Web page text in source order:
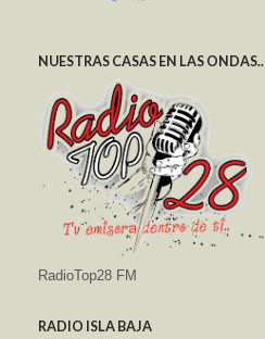
NUESTRAS CASAS EN LAS ONDAS..
RadioTop28 FM
RADIO ISLA BAJA